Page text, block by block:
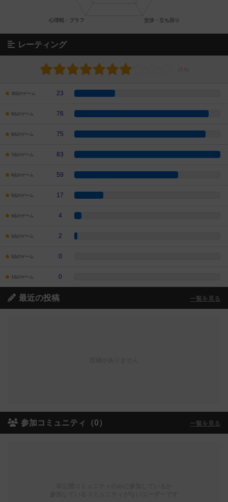
レーティング
10点のゲーム 23
9点のゲーム 76
8点のゲーム 75
7点のゲーム 83
6点のゲーム 59
5点のゲーム 17
4点のゲーム 4
3点のゲーム 2
2点のゲーム 0
1点のゲーム 0
最近の投稿 一覧を見る
参加コミュニティ（0） 一覧を見る